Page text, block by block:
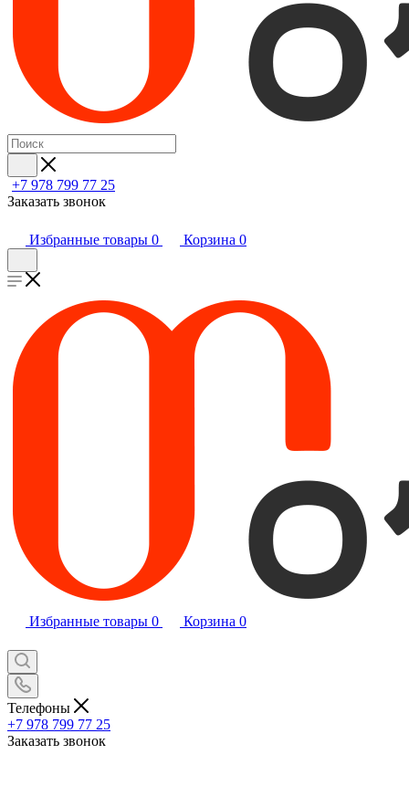
+7 978 799 77 25
Заказать звонок
Избранные товары 0 Корзина 0
Избранные товары 0 Корзина 0
Телефоны
+7 978 799 77 25
Заказать звонок